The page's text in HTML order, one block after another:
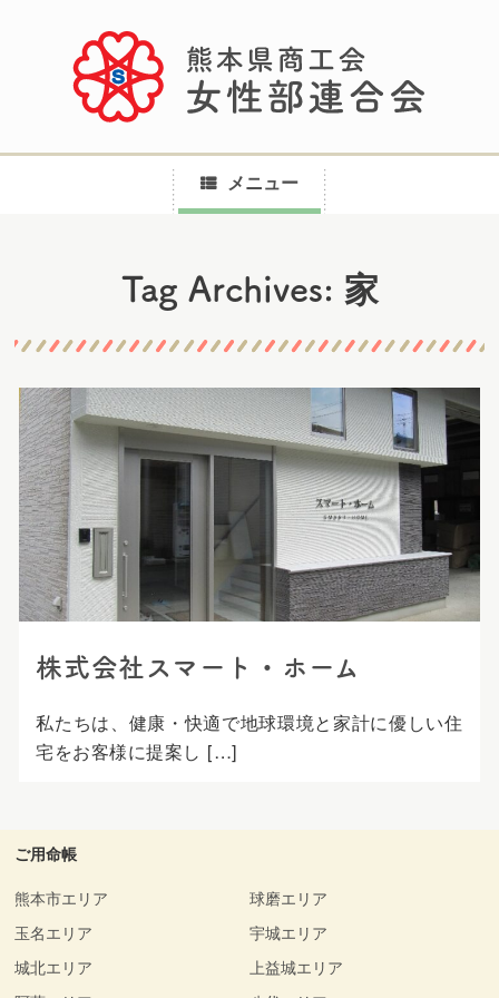
メニュー
ン
へ
ス
キ
ッ
プ
Tag Archives: 家
株式会社スマート・ホーム
私たちは、健康・快適で地球環境と家計に優しい住
宅をお客様に提案し […]
ご用命帳
熊本市エリア
玉名エリア
城北エリア
球磨エリア
宇城エリア
上益城エリア